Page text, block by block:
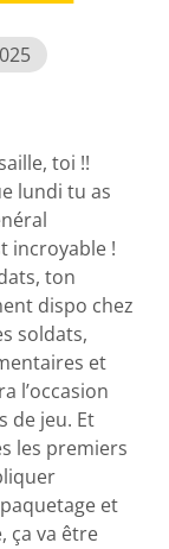
toi !!
lundi tu as
incroyable !
ton
dispo chez
soldats,
et
l’occasion
de jeu. Et
les premiers
et
ça va être